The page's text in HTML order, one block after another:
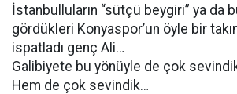
İstanbulluların “sütçü beygiri” ya da
gördükleri Konyaspor’un öyle bir
ispatladı genç Ali…
Galibiyete bu yönüyle de çok
Hem de çok sevindik…